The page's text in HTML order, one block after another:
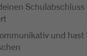
Schulabschluss
und hast